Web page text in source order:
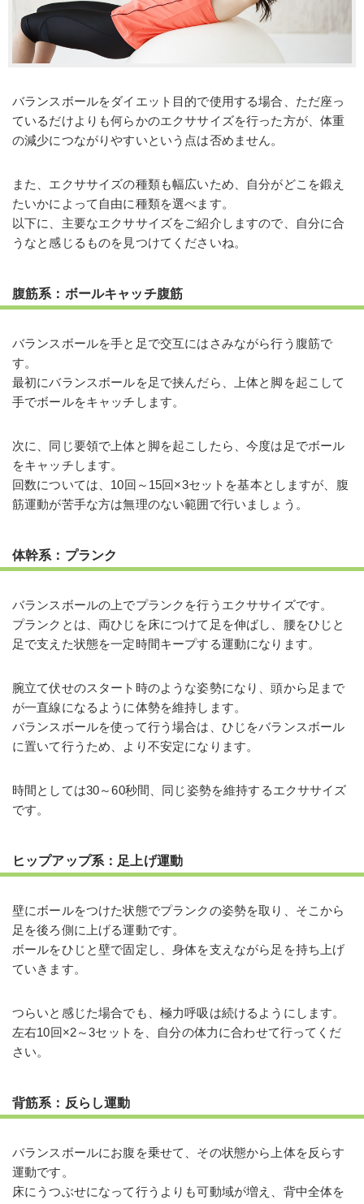
バランスボールをダイエット目的で使用する場合、ただ座っ
ているだけよりも何らかのエクササイズを行った方が、体重
の減少につながりやすいという点は否めません。
また、エクササイズの種類も幅広いため、自分がどこを鍛え
たいかによって自由に種類を選べます。
以下に、主要なエクササイズをご紹介しますので、自分に合
うなと感じるものを見つけてくださいね。
腹筋系：ボールキャッチ腹筋
バランスボールを手と足で交互にはさみながら行う腹筋で
す。
最初にバランスボールを足で挟んだら、上体と脚を起こして
手でボールをキャッチします。
次に、同じ要領で上体と脚を起こしたら、今度は足でボール
をキャッチします。
回数については、10回～15回×3セットを基本としますが、腹
筋運動が苦手な方は無理のない範囲で行いましょう。
体幹系：プランク
バランスボールの上でプランクを行うエクササイズです。
プランクとは、両ひじを床につけて足を伸ばし、腰をひじと
足で支えた状態を一定時間キープする運動になります。
腕立て伏せのスタート時のような姿勢になり、頭から足まで
が一直線になるように体勢を維持します。
バランスボールを使って行う場合は、ひじをバランスボール
に置いて行うため、より不安定になります。
時間としては30～60秒間、同じ姿勢を維持するエクササイズ
です。
ヒップアップ系：足上げ運動
壁にボールをつけた状態でプランクの姿勢を取り、そこから
足を後ろ側に上げる運動です。
ボールをひじと壁で固定し、身体を支えながら足を持ち上げ
ていきます。
つらいと感じた場合でも、極力呼吸は続けるようにします。
左右10回×2～3セットを、自分の体力に合わせて行ってくだ
さい。
背筋系：反らし運動
バランスボールにお腹を乗せて、その状態から上体を反らす
運動です。
床にうつぶせになって行うよりも可動域が増え、背中全体を